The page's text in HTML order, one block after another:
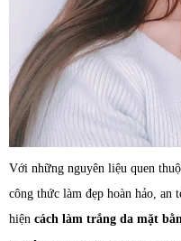
Với những nguyên liệu quen
công thức làm đẹp hoàn hảo, an
hiện cách làm trắng da mặt